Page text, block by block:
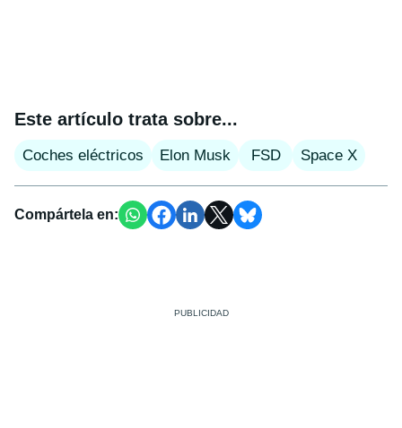
Este artículo trata sobre...
Coches eléctricos Elon Musk FSD Space X
Compártela en: